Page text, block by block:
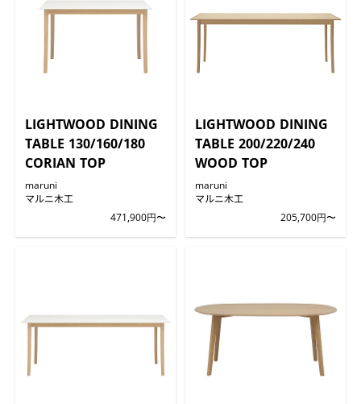
LIGHTWOOD DINING
TABLE 130/160/180
CORIAN TOP
maruni
マルニ木工
471,900円〜
LIGHTWOOD DINING
TABLE 200/220/240
WOOD TOP
maruni
マルニ木工
205,700円〜